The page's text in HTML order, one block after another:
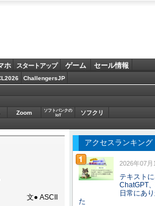
ホ スタートアップ ゲーム セール情報
ChallengersJP
Zoom
ソフトバンクの
IoT
ソフクリ
文● ASCII
アクセスランキング
2026年07月
テキスト
ChatGPT
日常にあ
た